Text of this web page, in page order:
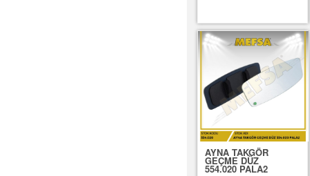
AYNA TAKGÖR
GEÇME DÜZ
554.020 PALA2